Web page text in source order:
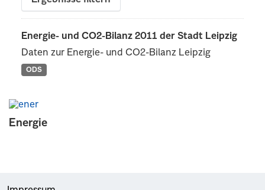
Energie
Energie- und CO2-Bilanz 2011 der Stadt Leipzig
Daten zur Energie- und CO2-Bilanz Leipzig
ODS